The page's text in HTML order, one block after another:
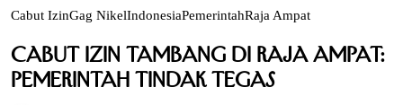
Cabut IzinGag NikelIndonesiaPemerintahRaja Ampat
Cabut Izin Tambang di Raja Ampat:
Pemerintah Tindak Tegas